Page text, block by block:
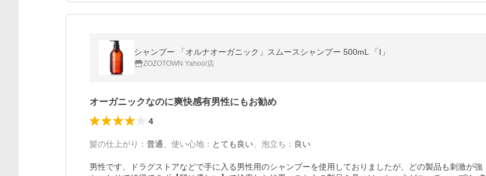
シャンプー 「オルナオーガニック」スムースシャンプー 500mL 「I」
ZOZOTOWN Yahoo!店
オーガニックなのに爽快感有男性にもお勧め
4
髪の仕上がり ： 普通 使い心地 ： とても良い 泡立ち ： 良い
男性です、ドラグストアなどで手に入る男性用のシャンプーを使用しておりましたが、どの製品も刺激が強